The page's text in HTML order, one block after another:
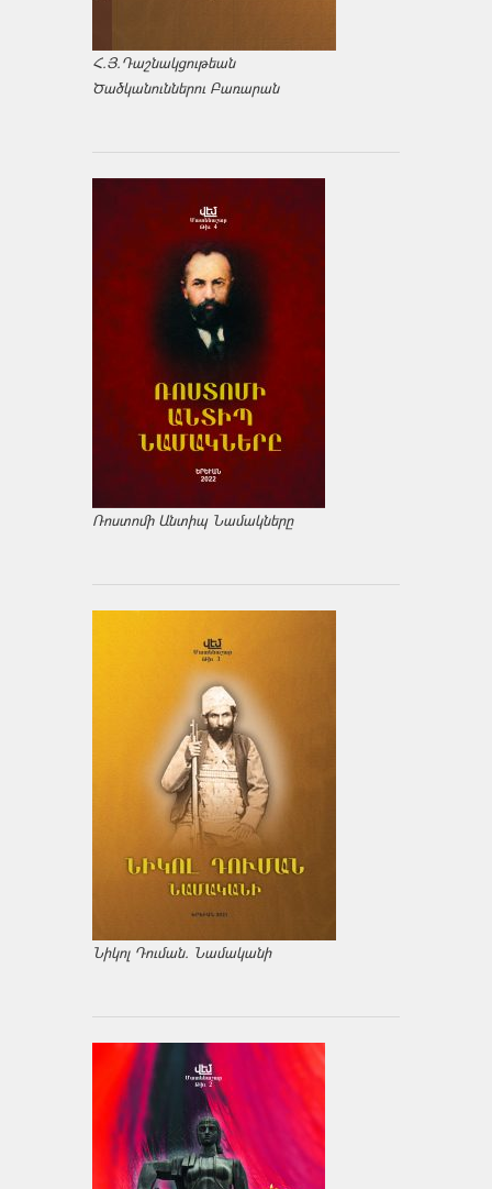
Հ.Յ.Դաշնակցութեան
Ծածկանուններու Բառարան
Ռոստոմի Անտիպ Նամակները
Նիկոլ Դուման. Նամականի